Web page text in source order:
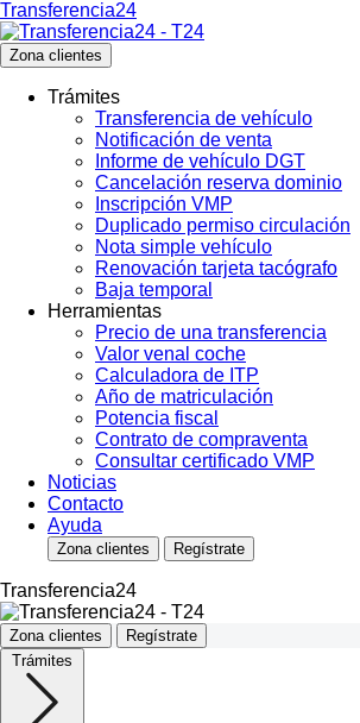
Transferencia24
Zona clientes
Trámites
Transferencia de vehículo
Notificación de venta
Informe de vehículo DGT
Cancelación reserva dominio
Inscripción VMP
Duplicado permiso circulación
Nota simple vehículo
Renovación tarjeta tacógrafo
Baja temporal
Herramientas
Precio de una transferencia
Valor venal coche
Calculadora de ITP
Año de matriculación
Potencia fiscal
Contrato de compraventa
Consultar certificado VMP
Noticias
Contacto
Ayuda
Zona clientes Regístrate
Transferencia24
Zona clientes
Regístrate
Trámites